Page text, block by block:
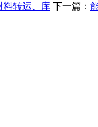
料转运、库 下一篇：